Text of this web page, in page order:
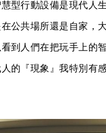
型行動設備是現代人
公共場所還是自家，
到人們在把玩手上的
的『現象』我特別有